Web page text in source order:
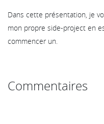
Dans cette présentation, je
mon propre side-project en
commencer un.
Commentaires